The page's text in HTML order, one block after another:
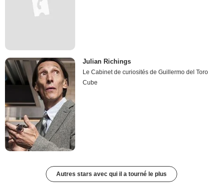
Julian Richings
Le Cabinet de curiosités de Guillermo del Toro
Cube
Autres stars avec qui il a tourné le plus